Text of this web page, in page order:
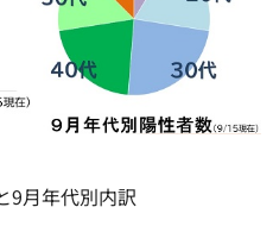
9月年代別内訳